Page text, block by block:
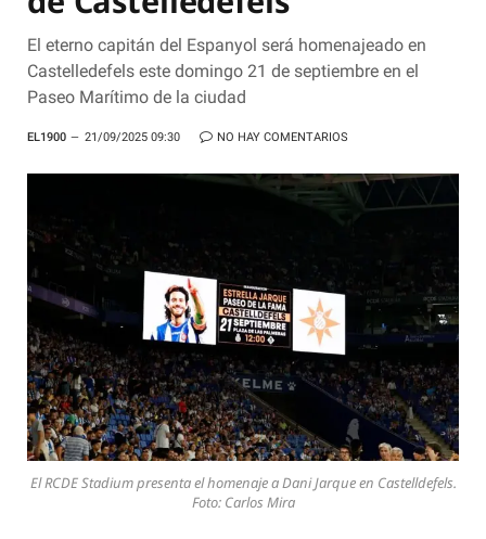
El eterno capitán del Espanyol será homenajeado en
Castelledefels este domingo 21 de septiembre en el
Paseo Marítimo de la ciudad
EL1900 21/09/2025 09:30 NO HAY COMENTARIOS
El RCDE Stadium presenta el homenaje a Dani Jarque en Castelldefels.
Foto: Carlos Mira